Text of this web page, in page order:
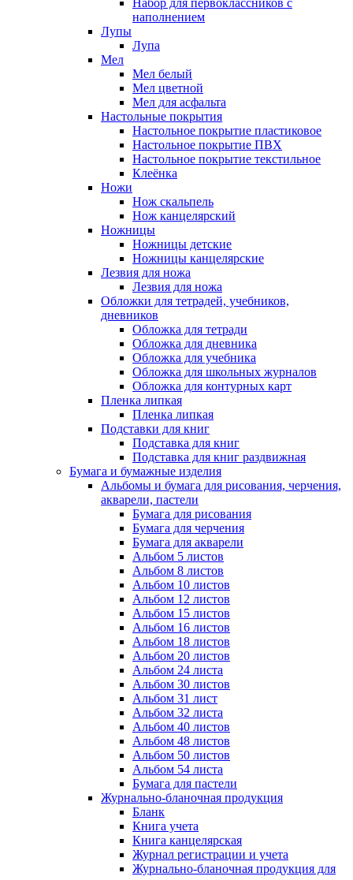
Набор для первоклассников с
наполнением
Лупы
Лупа
Мел
Мел белый
Мел цветной
Мел для асфальта
Настольные покрытия
Настольное покрытие пластиковое
Настольное покрытие ПВХ
Настольное покрытие текстильное
Клеёнка
Ножи
Нож скальпель
Нож канцелярский
Ножницы
Ножницы детские
Ножницы канцелярские
Лезвия для ножа
Лезвия для ножа
Обложки для тетрадей, учебников,
дневников
Обложка для тетради
Обложка для дневника
Обложка для учебника
Обложка для школьных журналов
Обложка для контурных карт
Пленка липкая
Пленка липкая
Подставки для книг
Подставка для книг
Подставка для книг раздвижная
Бумага и бумажные изделия
Альбомы и бумага для рисования, черчения,
акварели, пастели
Бумага для рисования
Бумага для черчения
Бумага для акварели
Альбом 5 листов
Альбом 8 листов
Альбом 10 листов
Альбом 12 листов
Альбом 15 листов
Альбом 16 листов
Альбом 18 листов
Альбом 20 листов
Альбом 24 листа
Альбом 30 листов
Альбом 31 лист
Альбом 32 листа
Альбом 40 листов
Альбом 48 листов
Альбом 50 листов
Альбом 54 листа
Бумага для пастели
Журнально-бланочная продукция
Бланк
Книга учета
Книга канцелярская
Журнал регистрации и учета
Журнально-бланочная продукция для